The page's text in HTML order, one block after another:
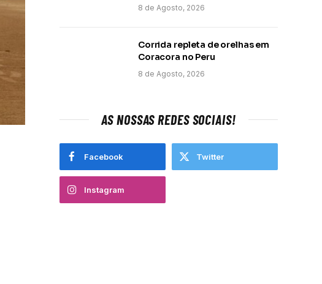
8 de Agosto, 2026
Corrida repleta de orelhas em
Coracora no Peru
8 de Agosto, 2026
AS NOSSAS REDES SOCIAIS!
Facebook Twitter
Instagram